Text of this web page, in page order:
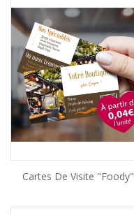
Cartes De Visite "Foody"